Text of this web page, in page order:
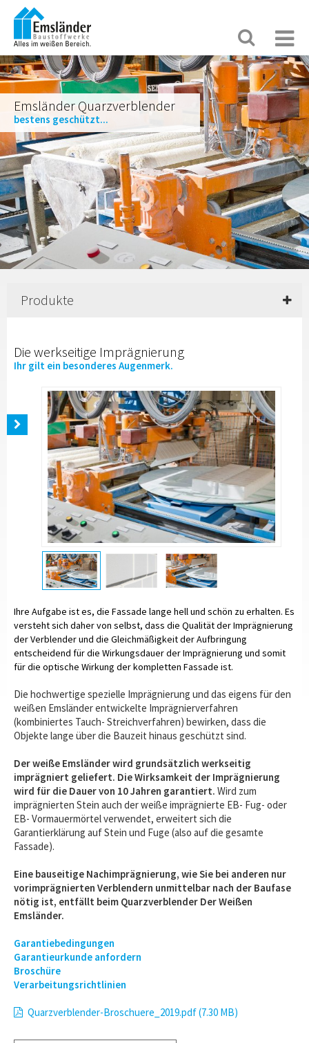
Emsländer Quarzverblender
bestens geschützt...
Produkte
Die werkseitige Imprägnierung
Ihr gilt ein besonderes Augenmerk.
Ihre Aufgabe ist es, die Fassade lange hell und schön zu erhalten. Es
versteht sich daher von selbst, dass die Qualität der Imprägnierung
der Verblender und die Gleichmäßigkeit der Aufbringung
entscheidend für die Wirkungsdauer der Imprägnierung und somit
für die optische Wirkung der kompletten Fassade ist.
Die hochwertige spezielle Imprägnierung und das eigens für den
weißen Emsländer entwickelte Imprägnierverfahren
(kombiniertes Tauch- Streichverfahren) bewirken, dass die
Objekte lange über die Bauzeit hinaus geschützt sind.
Der weiße Emsländer wird grundsätzlich werkseitig
imprägniert geliefert. Die Wirksamkeit der Imprägnierung
wird für die Dauer von 10 Jahren garantiert. Wird zum
imprägnierten Stein auch der weiße imprägnierte EB- Fug- oder
EB- Vormauermörtel verwendet, erweitert sich die
Garantierklärung auf Stein und Fuge (also auf die gesamte
Fassade).
Eine bauseitige Nachimprägnierung, wie Sie bei anderen nur
vorimprägnierten Verblendern unmittelbar nach der Baufase
nötig ist, entfällt beim Quarzverblender Der Weißen
Emsländer.
Garantiebedingungen
Garantieurkunde anfordern
Broschüre
Verarbeitungsrichtlinien
Quarzverblender-Broschuere_2019.pdf (7.30 MB)